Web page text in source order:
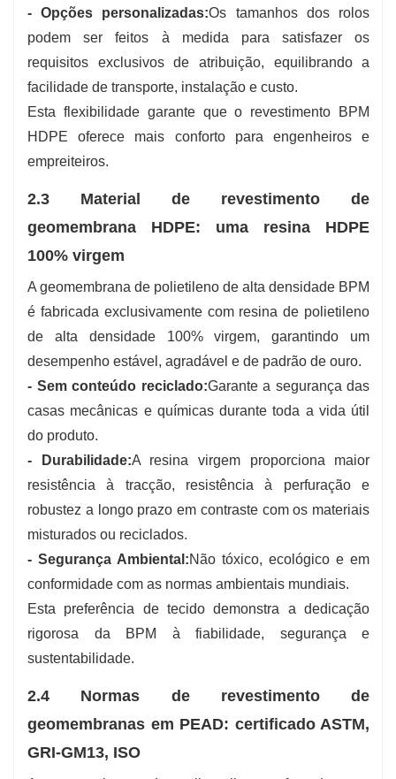
- Opções personalizadas:Os tamanhos dos rolos
podem ser feitos à medida para satisfazer os
requisitos exclusivos de atribuição, equilibrando a
facilidade de transporte, instalação e custo.
Esta flexibilidade garante que o revestimento BPM
HDPE oferece mais conforto para engenheiros e
empreiteiros.
2.3 Material de revestimento de
geomembrana HDPE: uma resina HDPE
100% virgem
A geomembrana de polietileno de alta densidade BPM
é fabricada exclusivamente com resina de polietileno
de alta densidade 100% virgem, garantindo um
desempenho estável, agradável e de padrão de ouro.
- Sem conteúdo reciclado:Garante a segurança das
casas mecânicas e químicas durante toda a vida útil
do produto.
- Durabilidade:A resina virgem proporciona maior
resistência à tracção, resistência à perfuração e
robustez a longo prazo em contraste com os materiais
misturados ou reciclados.
- Segurança Ambiental:Não tóxico, ecológico e em
conformidade com as normas ambientais mundiais.
Esta preferência de tecido demonstra a dedicação
rigorosa da BPM à fiabilidade, segurança e
sustentabilidade.
2.4 Normas de revestimento de
geomembranas em PEAD: certificado ASTM,
GRI-GM13, ISO